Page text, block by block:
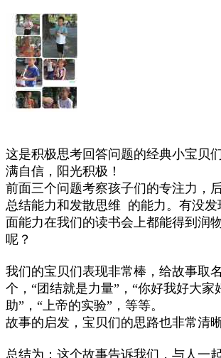
这是积极思考回答问题的经典小宝贝
满自信，阳光积极！
前面三个问题考察孩子们的专注力，
总结能力和发散思维 的能力。有没发
面能力在我们的读书会上都能得到润
呢？
我们的宝贝们表现非常棒，给故事取
个，“团结就是力量”，“你好我好大家
助”，“上帝的实验”，等等。
故事的启发，宝贝们的思路也非常清晰
总结为：这个故事告诉我们，与人一